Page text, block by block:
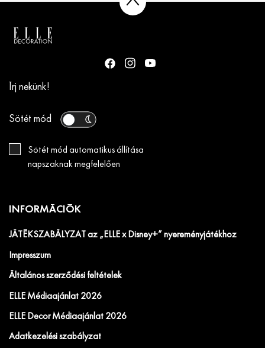
Írj nekünk!
Sötét mód
Sötét mód automatikus állítása
napszaknak megfelelően
INFORMÁCIÓK
JÁTÉKSZABÁLYZAT az „ELLE x Disney+” nyereményjátékhoz
Impresszum
Általános szerződési feltételek
ELLE Médiaajánlat 2026
ELLE Decor Médiaajánlat 2026
Adatkezelési szabályzat